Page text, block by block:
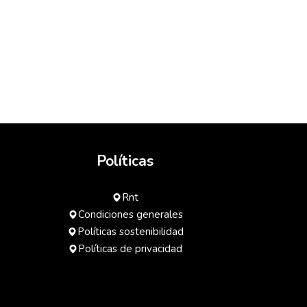
Políticas
Rnt
Condiciones generales
Políticas sostenibilidad
Políticas de privacidad